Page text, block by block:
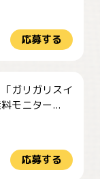
応募する
ガリガリスイ
モニター...
応募する